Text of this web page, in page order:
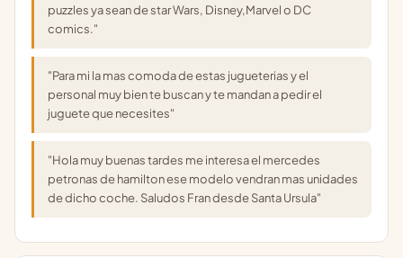
puzzles ya sean de star Wars, Disney,Marvel o DC
comics."
"Para mi la mas comoda de estas jugueterias y el
personal muy bien te buscan y te mandan a pedir el
juguete que necesites"
"Hola muy buenas tardes me interesa el mercedes
petronas de hamilton ese modelo vendran mas unidades
de dicho coche. Saludos Fran desde Santa Ursula"